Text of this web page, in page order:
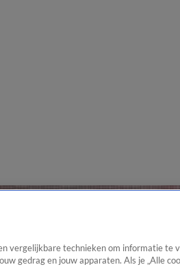
vergelijkbare technieken om informatie te
gedrag en jouw apparaten. Als je „Alle